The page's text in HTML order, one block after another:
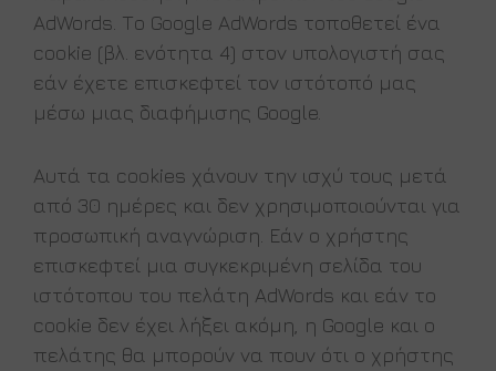
AdWords. Το Google AdWords τοποθετεί ένα
cookie (βλ. ενότητα 4) στον υπολογιστή σας
εάν έχετε επισκεφτεί τον ιστότοπό μας
μέσω μιας διαφήμισης Google.
Αυτά τα cookies χάνουν την ισχύ τους μετά
από 30 ημέρες και δεν χρησιμοποιούνται για
προσωπική αναγνώριση. Εάν ο χρήστης
επισκεφτεί μια συγκεκριμένη σελίδα του
ιστότοπου του πελάτη AdWords και εάν το
cookie δεν έχει λήξει ακόμη, η Google και ο
πελάτης θα μπορούν να πουν ότι ο χρήστης